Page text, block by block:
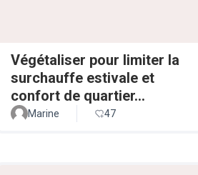
Végétaliser pour limiter la
surchauffe estivale et
confort de quartier...
Marine 47